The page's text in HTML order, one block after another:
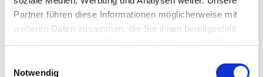
Partner führen diese Informationen möglicherweise mit
weiteren Daten zusammen, die Sie ihnen bereitgestellt
Notwendig